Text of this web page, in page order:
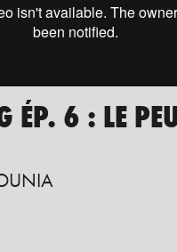
ÉP. 6 : LE